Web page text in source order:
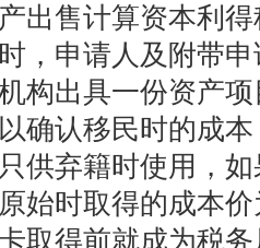
出售计算资本利
，申请人及附带
构出具一份资产
确认移民时的成
供弃籍时使用，
始时取得的成本
取得前就成为税